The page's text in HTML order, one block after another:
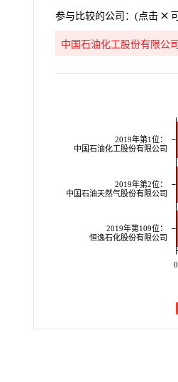
参与比较的公司：(点击
中国石油化工股份有限公司
2019年第1位：
中国石油化工股份有限公司
2019年第2位：
中国石油天然气股份有限公司
2019年第109位：
恒逸石化股份有限公司
0